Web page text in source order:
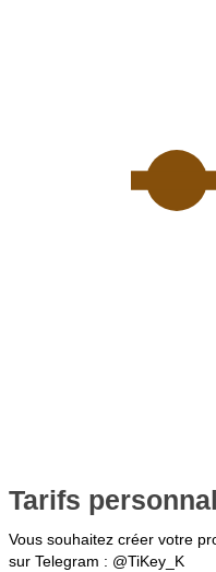
Tarifs
Vous souhaitez créer votre
sur Telegram : @TiKey_K